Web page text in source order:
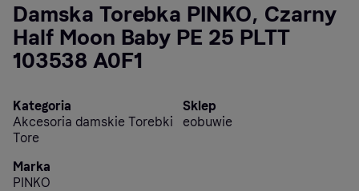
Damska Torebka PINKO, Czarny
Half Moon Baby PE 25 PLTT
103538 A0F1
Kategoria
Akcesoria damskie Torebki
Tore
Sklep
eobuwie
Marka
PINKO